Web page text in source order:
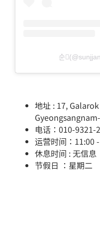
순
地址 : 17,
电话：010-9321-
运营时间：11:00
休息时间 : 无信息
节假日 ：星期二